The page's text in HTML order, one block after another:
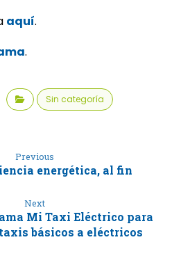
aquí.
.
Sin categoría
Previous
energética, al fin
Next
Mi Taxi Eléctrico para
básicos a eléctricos